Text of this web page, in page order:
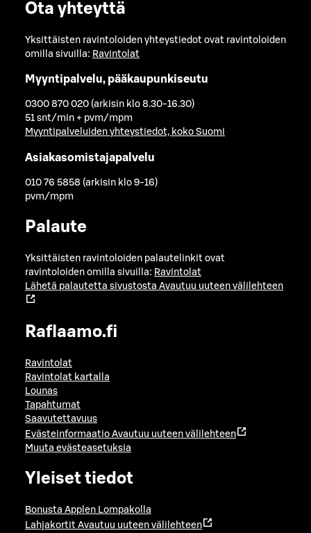
Ota yhteyttä
Yksittäisten ravintoloiden yhteystiedot ovat ravintoloiden
omilla sivuilla: Ravintolat
Myyntipalvelu, pääkaupunkiseutu
0300 870 020 (arkisin klo 8.30-16.30)
51 snt/min + pvm/mpm
Myyntipalveluiden yhteystiedot, koko Suomi
Asiakasomistajapalvelu
010 76 5858 (arkisin klo 9-16)
pvm/mpm
Palaute
Yksittäisten ravintoloiden palautelinkit ovat
ravintoloiden omilla sivuilla: Ravintolat
Lähetä palautetta sivustosta Avautuu uuteen välilehteen
Raflaamo.fi
Ravintolat
Ravintolat kartalla
Lounas
Tapahtumat
Saavutettavuus
Evästeinformaatio Avautuu uuteen välilehteen
Muuta evästeasetuksia
Yleiset tiedot
Bonusta Applen Lompakolla
Lahjakortit Avautuu uuteen välilehteen